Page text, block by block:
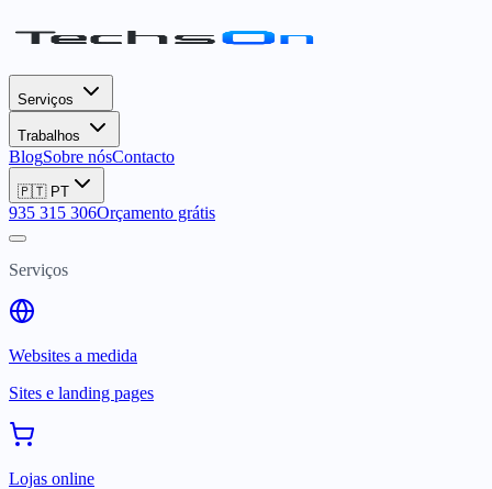
Serviços
Trabalhos
BlogSobre nósContacto
🇵🇹 PT
935 315 306Orçamento grátis
Serviços
Websites a medida
Sites e landing pages
Lojas online